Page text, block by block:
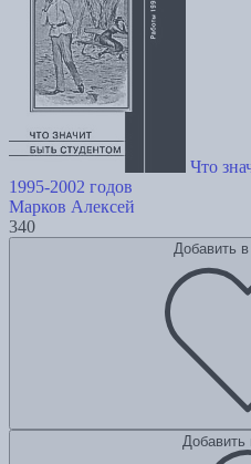
Что
1995-2002 годов
Марков Алексей
340
Добавить
Добавить